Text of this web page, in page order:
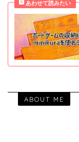
ABOUT ME